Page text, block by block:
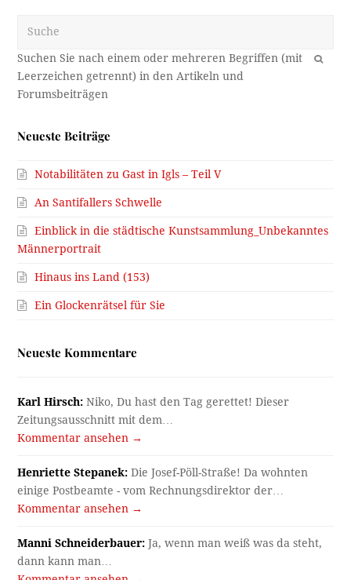
OK
Neueste Beiträge
Notabilitäten zu Gast in Igls – Teil V
An Santifallers Schwelle
Einblick in die städtische Kunstsammlung_Unbekanntes
Männerportrait
Hinaus ins Land (153)
Ein Glockenrätsel für Sie
Neueste Kommentare
Karl Hirsch: Niko, Du hast den Tag gerettet! Dieser
Zeitungsausschnitt mit dem…
Kommentar ansehen →
Henriette Stepanek: Die Josef-Pöll-Straße! Da wohnten
einige Postbeamte - vom Rechnungsdirektor der…
Kommentar ansehen →
Manni Schneiderbauer: Ja, wenn man weiß was da steht,
dann kann man…